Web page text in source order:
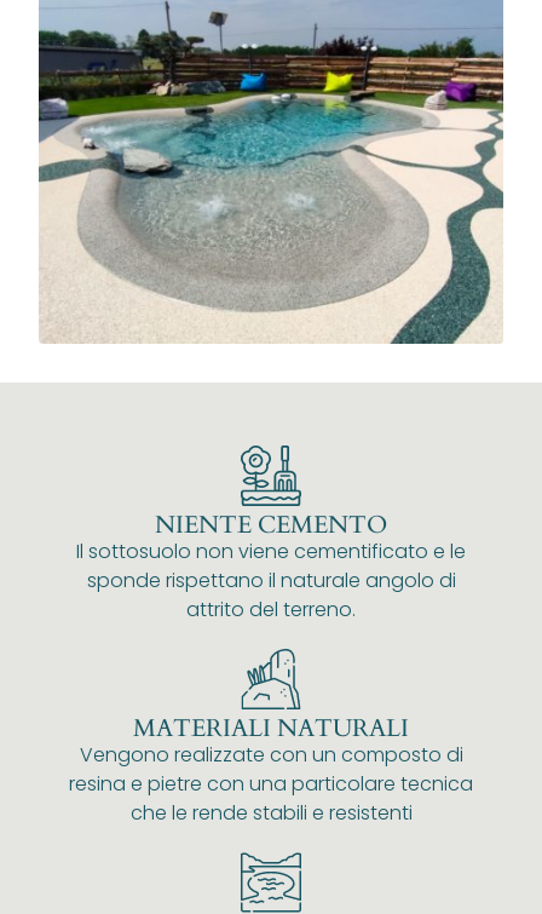
NIENTE CEMENTO
Il sottosuolo non viene cementificato e le
sponde rispettano il naturale angolo di
attrito del terreno.
MATERIALI NATURALI
Vengono realizzate con un composto di
resina e pietre con una particolare tecnica
che le rende stabili e resistenti